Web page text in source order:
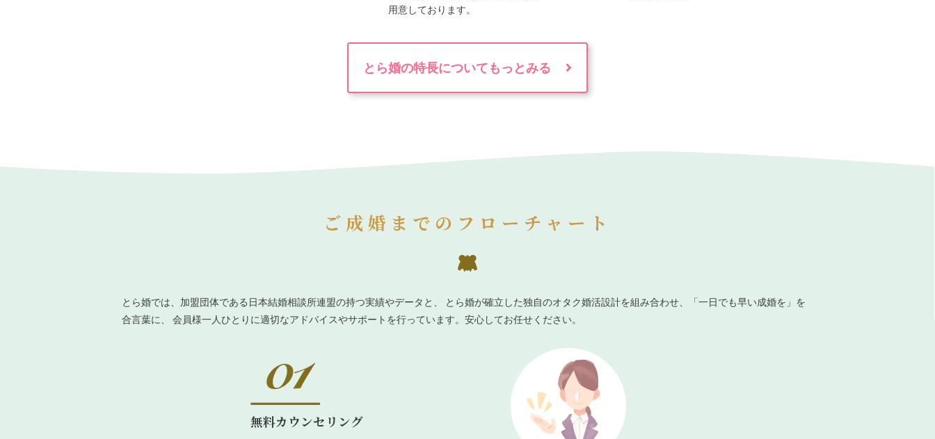
用意しております。
とら婚の特長についてもっとみる
ご成婚までのフローチャート
とら婚では、加盟団体である日本結婚相談所連盟の持つ実績やデータと、 とら婚が確立した独自のオタク婚活設計を組み合わせ、「一日でも早い成婚を」を
合言葉に、 会員様一人ひとりに適切なアドバイスやサポートを行っています。安心してお任せください。
無料カウンセリング